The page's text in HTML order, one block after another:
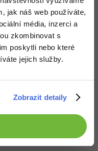
jak náš web používáte,
média, inzerci a
zkombinovat s
poskytli nebo které
jejich služby.
Zobrazit detaily
18.8.2013 21:16
pro naše pohodlí.
18.8.2013 21:20